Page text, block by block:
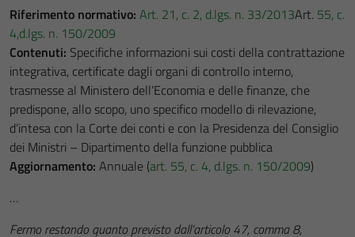
Riferimento normativo: Art. 21, c. 2, d.lgs. n. 33/2013Art. 55, c.
4,d.lgs. n. 150/2009
Contenuti: Specifiche informazioni sui costi della contrattazione
integrativa, certificate dagli organi di controllo interno,
trasmesse al Ministero dell’Economia e delle finanze, che
predispone, allo scopo, uno specifico modello di rilevazione,
d’intesa con la Corte dei conti e con la Presidenza del Consiglio
dei Ministri – Dipartimento della funzione pubblica
Aggiornamento: Annuale (art. 55, c. 4, d.lgs. n. 150/2009)
…
Fermo restando quanto previsto dall’articolo 47, comma 8,